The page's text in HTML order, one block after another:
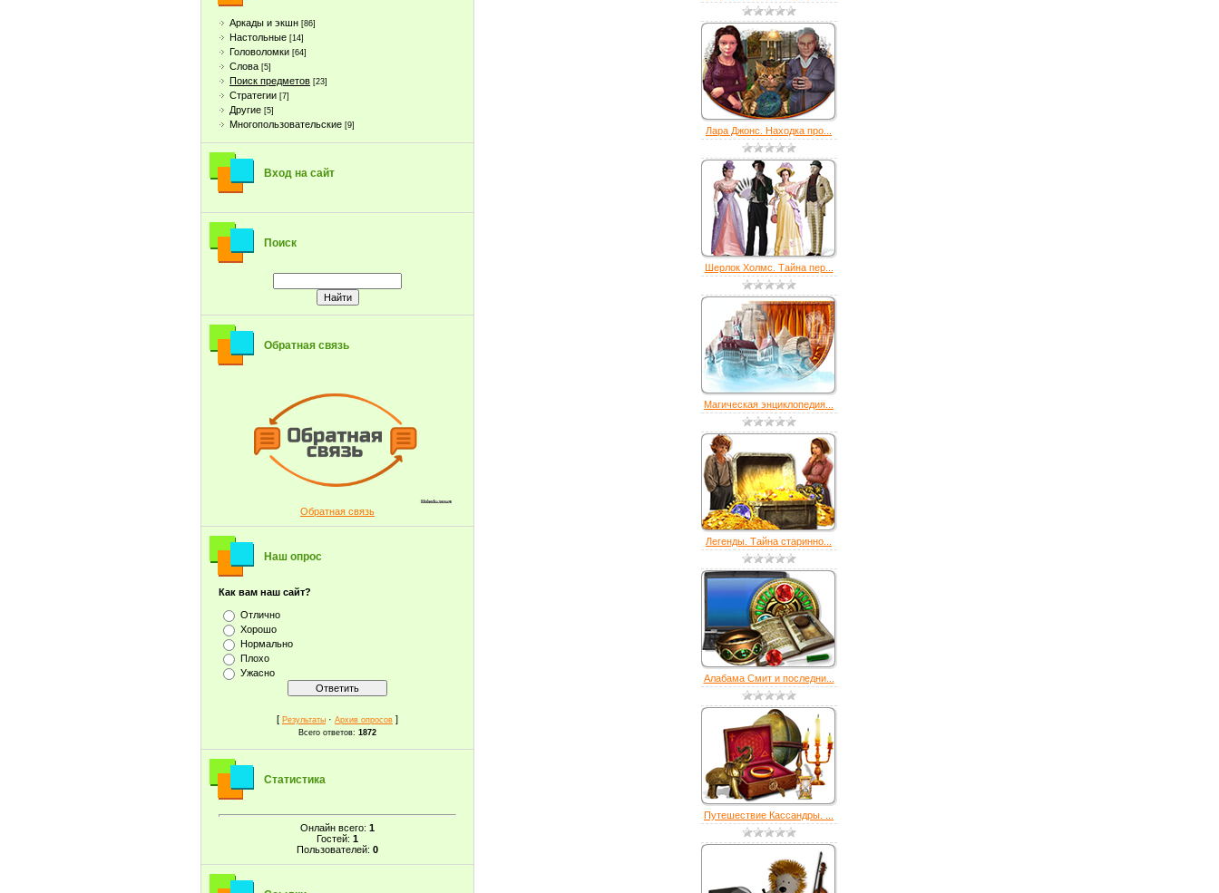
Аркады и экшн [86]
Настольные [14]
Головоломки [64]
Слова [5]
Поиск предметов [23]
Стратегии [7]
Другие [5]
Многопользовательские [9]
Вход на сайт
Поиск
Обратная связь
Обратная связь
Наш опрос
Как вам наш сайт?
Отлично
Хорошо
Нормально
Плохо
Ужасно
[ Результаты · Архив опросов ]
Всего ответов: 1872
Статистика
Онлайн всего: 1
Гостей: 1
Пользователей: 0
Лара Джонс. Находка про...
Шерлок Холмс. Тайна пер...
Магическая энциклопедия...
Легенды. Тайна старинно...
Алабама Смит и последни...
Путешествие Кассандры. ...